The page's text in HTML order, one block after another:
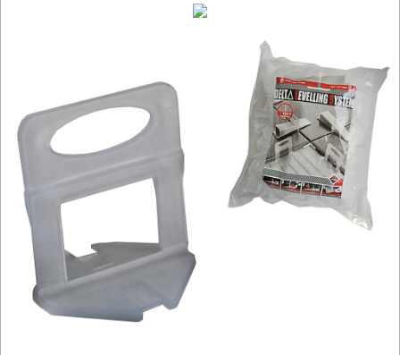
OBRÓBKA
METALU
WARSZTATOWE
RĘCZNE
NARZĘDZIA
OSPRZĘT